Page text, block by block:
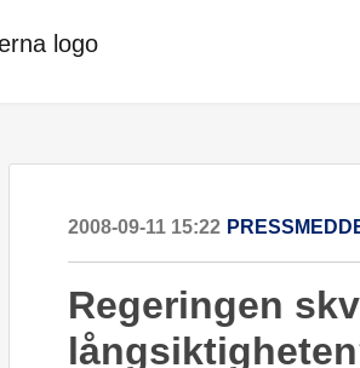
2008-09-11 15:22
Regeringen